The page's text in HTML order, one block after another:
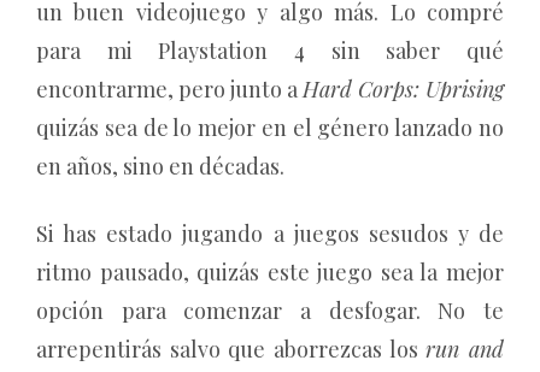
un buen videojuego y algo más. Lo compré
para mi Playstation 4 sin saber qué
encontrarme, pero junto aHard Corps: Uprising
quizás sea de lo mejor en el género lanzado no
en años, sino en décadas.
Si has estado jugando a juegos sesudos y de
ritmo pausado, quizás este juego sea la mejor
opción para comenzar a desfogar. No te
arrepentirás salvo que aborrezcas losrun and